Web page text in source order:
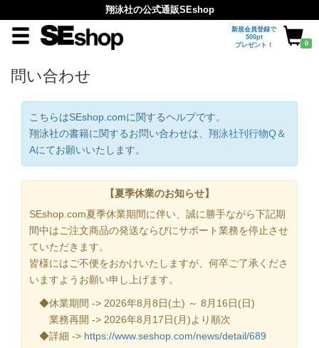
翔泳社の公式通販SEshop
新規会員登録で
500pt
プレゼント！
0
問い合わせ
こちらはSEshop.comに関するヘルプです。
翔泳社の書籍に関するお問い合わせは、 翔泳社刊行物Q＆
Aにてお願いいたします。
【夏季休業のお知らせ】
SEshop.com夏季休業期間に伴い、誠に勝手ながら下記期
間中はご注文商品の発送ならびにサポート業務を停止させ
ていただきます。
皆様にはご不便をおかけいたしますが、何卒ご了承くださ
いますようお願い申し上げます。
◆休業期間 -> 2026年8月8日(土) ～ 8月16日(日)
業務再開 -> 2026年8月17日(月)より順次
◆詳細 -> https://www.seshop.com/news/detail/689